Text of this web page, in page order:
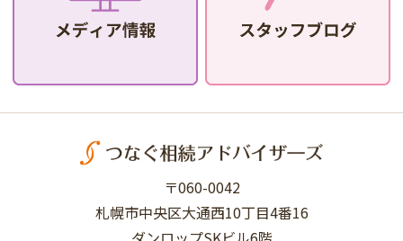
〒060-0042
札幌市中央区大通西10丁目4番16